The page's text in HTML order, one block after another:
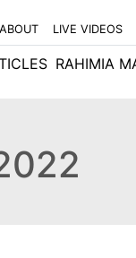
ABOUT LIVE VIDEOS
RAHIMIA